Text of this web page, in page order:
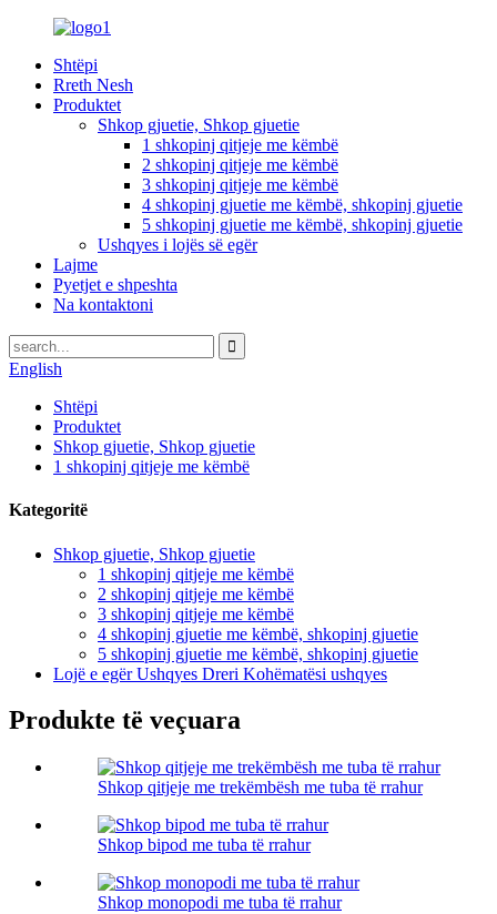
Shtëpi
Rreth Nesh
Produktet
Shkop gjuetie, Shkop gjuetie
1 shkopinj qitjeje me këmbë
2 shkopinj qitjeje me këmbë
3 shkopinj qitjeje me këmbë
4 shkopinj gjuetie me këmbë, shkopinj gjuetie
5 shkopinj gjuetie me këmbë, shkopinj gjuetie
Ushqyes i lojës së egër
Lajme
Pyetjet e shpeshta
Na kontaktoni
English
Shtëpi
Produktet
Shkop gjuetie, Shkop gjuetie
1 shkopinj qitjeje me këmbë
Kategoritë
Shkop gjuetie, Shkop gjuetie
1 shkopinj qitjeje me këmbë
2 shkopinj qitjeje me këmbë
3 shkopinj qitjeje me këmbë
4 shkopinj gjuetie me këmbë, shkopinj gjuetie
5 shkopinj gjuetie me këmbë, shkopinj gjuetie
Lojë e egër Ushqyes Dreri Kohëmatësi ushqyes
Produkte të veçuara
Shkop qitjeje me trekëmbësh me tuba të rrahur
Shkop bipod me tuba të rrahur
Shkop monopodi me tuba të rrahur